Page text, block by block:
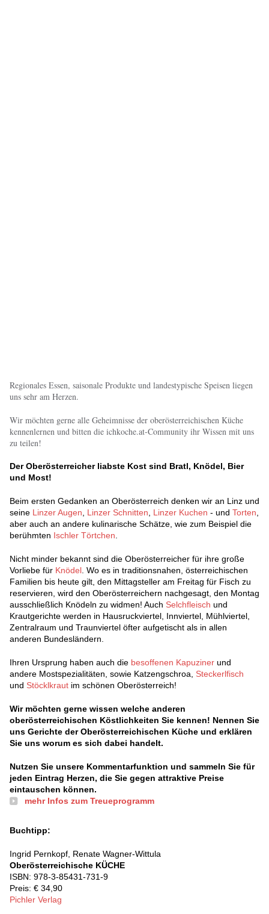
Regionales Essen, saisonale Produkte und landestypische Speisen liegen
uns sehr am Herzen.
Wir möchten gerne alle Geheimnisse der oberösterreichischen Küche
kennenlernen und bitten die ichkoche.at-Community ihr Wissen mit uns
zu teilen!
Der Oberösterreicher liabste Kost sind Bratl, Knödel, Bier
und Most!
Beim ersten Gedanken an Oberösterreich denken wir an Linz und
seine Linzer Augen, Linzer Schnitten, Linzer Kuchen - und Torten,
aber auch an andere kulinarische Schätze, wie zum Beispiel die
berühmten Ischler Törtchen.
Nicht minder bekannt sind die Oberösterreicher für ihre große
Vorliebe für Knödel. Wo es in traditionsnahen, österreichischen
Familien bis heute gilt, den Mittagsteller am Freitag für Fisch zu
reservieren, wird den Oberösterreichern nachgesagt, den Montag
ausschließlich Knödeln zu widmen! Auch Selchfleisch und
Krautgerichte werden in Hausruckviertel, Innviertel, Mühlviertel,
Zentralraum und Traunviertel öfter aufgetischt als in allen
anderen Bundesländern.
Ihren Ursprung haben auch die besoffenen Kapuziner und
andere Mostspezialitäten, sowie Katzengschroa, Steckerlfisch
und Stöcklkraut im schönen Oberösterreich!
Wir möchten gerne wissen welche anderen
oberösterreichischen Köstlichkeiten Sie kennen! Nennen Sie
uns Gerichte der Oberösterreichischen Küche und erklären
Sie uns worum es sich dabei handelt.
Nutzen Sie unsere Kommentarfunktion und sammeln Sie für
jeden Eintrag Herzen, die Sie gegen attraktive Preise
eintauschen können.
mehr Infos zum Treueprogramm
Buchtipp:
Ingrid Pernkopf, Renate Wagner-Wittula
Oberösterreichische KÜCHE
ISBN: 978-3-85431-731-9
Preis: € 34,90
Pichler Verlag